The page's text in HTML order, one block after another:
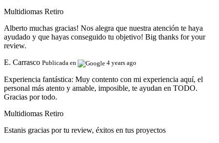
Multidiomas Retiro
Alberto muchas gracias! Nos alegra que nuestra atención te haya
ayudado y que hayas conseguido tu objetivo! Big thanks for your
review.
E. Carrasco Publicada en 4 years ago
Experiencia fantástica: Muy contento con mi experiencia aquí, el
personal más atento y amable, imposible, te ayudan en TODO.
Gracias por todo.
Multidiomas Retiro
Estanis gracias por tu review, éxitos en tus proyectos